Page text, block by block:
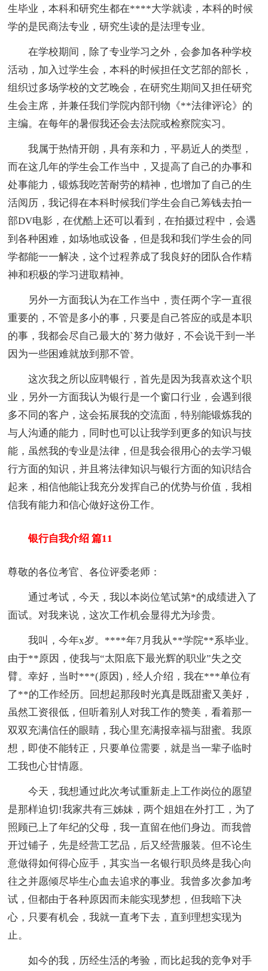
生毕业，本科和研究生都在****大学就读，本科的时候
学的是民商法专业，研究生读的是法理专业。
在学校期间，除了专业学习之外，会参加各种学校
活动，加入过学生会，本科的时候担任文艺部的部长，
组织过多场学校的文艺晚会，在研究生期间又担任研究
生会主席，并兼任我们学院内部刊物《**法律评论》的
主编。在每年的暑假我还会去法院或检察院实习。
我属于热情开朗，具有亲和力，平易近人的类型，
而在这几年的学生会工作当中，又提高了自己的办事和
处事能力，锻炼我吃苦耐劳的精神，也增加了自己的生
活阅历，我记得在本科时候我们学生会自己筹钱去拍一
部DV电影，在优酷上还可以看到，在拍摄过程中，会遇
到各种困难，如场地或设备，但是我和我们学生会的同
学都能一一解决，这个过程养成了我良好的团队合作精
神和积极的学习进取精神。
另外一方面我认为在工作当中，责任两个字一直很
重要的，不管是多小的事，只要是自己答应的或是本职
的事，我都会尽自己最大的`努力做好，不会说干到一半
因为一些困难就放到那不管。
这次我之所以应聘银行，首先是因为我喜欢这个职
业，另外一方面我认为银行是一个窗口行业，会遇到很
多不同的客户，这会拓展我的交流面，特别能锻炼我的
与人沟通的能力，同时也可以让我学到更多的知识与技
能，虽然我的专业是法律，但是我会很用心的去学习银
行方面的知识，并且将法律知识与银行方面的知识结合
起来，相信他能让我充分发挥自己的优势与价值，我相
信我有能力和信心做好这份工作。
银行自我介绍 篇11
尊敬的各位考官、各位评委老师：
通过考试，今天，我以本岗位笔试第*的成绩进入了
面试。对我来说，这次工作机会显得尤为珍贵。
我叫，今年x岁。****年7月我从**学院**系毕业。
由于**原因，使我与“太阳底下最光辉的职业”失之交
臂。幸好，当时***(原因)，经人介绍，我在***单位有
了**的工作经历。回想起那段时光真是既甜蜜又美好，
虽然工资很低，但听着别人对我工作的赞美，看着那一
双双充满信任的眼睛，我心里充满报幸福与甜蜜。我原
想，即使不能转正，只要单位需要，就是当一辈子临时
工我也心甘情愿。
今天，我想通过此次考试重新走上工作岗位的愿望
是那样迫切!我家共有三姊妹，两个姐姐在外打工，为了
照顾已上了年纪的父母，我一直留在他们身边。而我曾
开过铺子，先是经营工艺品，后又经营服装。但不论生
意做得如何得心应手，其实当一名银行职员终是我心向
往之并愿倾尽毕生心血去追求的事业。我曾多次参加考
试，但都由于各种原因而未能实现梦想，但我暗下决
心，只要有机会，我就一直考下去，直到理想实现为
止。
如今的我，历经生活的考验，而比起我的竞争对手